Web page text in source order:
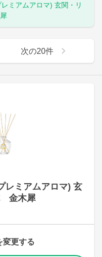
レミアムアロマ) 玄
金木犀
変更する
ミアムアロマ) 玄関・リ
次の20件